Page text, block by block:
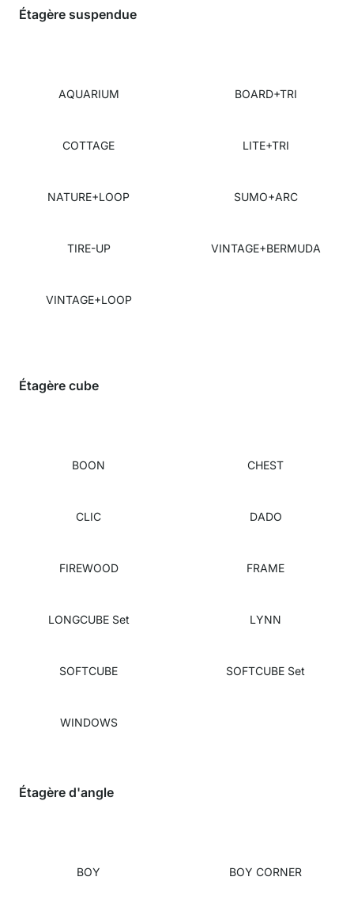
Étagère suspendue
AQUARIUM BOARD+TRI
COTTAGE LITE+TRI
NATURE+LOOP SUMO+ARC
TIRE-UP VINTAGE+BERMUDA
VINTAGE+LOOP
Étagère cube
BOON CHEST
CLIC DADO
FIREWOOD FRAME
LONGCUBE Set LYNN
SOFTCUBE SOFTCUBE Set
WINDOWS
Étagère d'angle
BOY BOY CORNER